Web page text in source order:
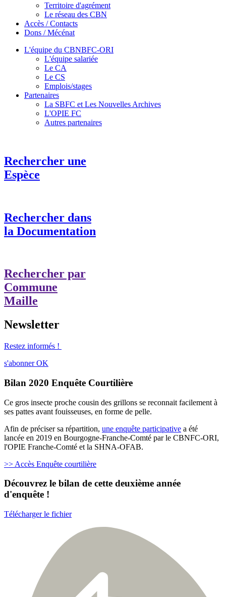
Territoire d'agrément
Le réseau des CBN
Accès / Contacts
Dons / Mécénat
L'équipe du CBNBFC-ORI
L'équipe salariée
Le CA
Le CS
Emplois/stages
Partenaires
La SBFC et Les Nouvelles Archives
L'OPIE FC
Autres partenaires
Rechercher une
Espèce
Rechercher dans
la Documentation
Rechercher par
Commune
Maille
Newsletter
Restez informés !
s'abonner OK
Bilan 2020 Enquête Courtilière
Ce gros insecte proche cousin des grillons se reconnait facilement à
ses pattes avant fouisseuses, en forme de pelle.
Afin de préciser sa répartition, une enquête participative a été
lancée en 2019 en Bourgogne-Franche-Comté par le CBNFC-ORI,
l'OPIE Franche-Comté et la SHNA-OFAB.
>> Accès Enquête courtilière
Découvrez le bilan de cette deuxième année
d'enquête !
Télécharger le fichier